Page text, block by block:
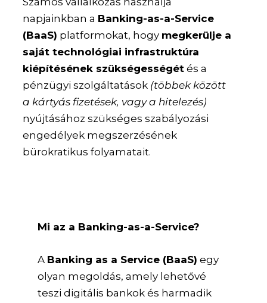
napjainkban a Banking-as-a-Service
(BaaS) platformokat, hogy megkerülje a
saját technológiai infrastruktúra
kiépítésének szükségességét és a
pénzügyi szolgáltatások (többek között
a kártyás fizetések, vagy a hitelezés)
nyújtásához szükséges szabályozási
engedélyek megszerzésének
bürokratikus folyamatait.
Mi az a Banking-as-a-Service?
A Banking as a Service (BaaS) egy
olyan megoldás, amely lehetővé
teszi digitális bankok és harmadik